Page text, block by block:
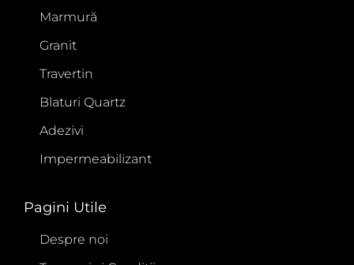
Marmură
Granit
Travertin
Blaturi Quartz
Adezivi
Impermeabilizant
Pagini Utile
Despre noi